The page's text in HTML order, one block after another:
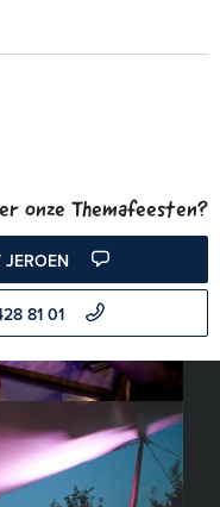
onze Themafeesten?
81 01
voorwaarden
antwoord